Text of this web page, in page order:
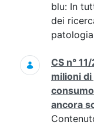
blu: In
dei
patologia
CS n°
milioni
ancora